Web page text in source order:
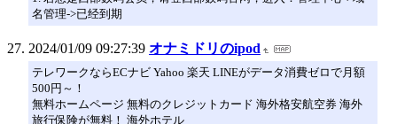
名管理->已经到期
2024/01/09 09:27:39 オナミドリのipod
テレワークならECナビ Yahoo 楽天 LINEがデータ消費ゼロで月額
500円～！
無料ホームページ 無料のクレジットカード 海外格安航空券 海外
旅行保険が無料！ 海外ホテル